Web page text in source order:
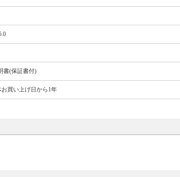
書(保証書付)
買い上げ日から1年